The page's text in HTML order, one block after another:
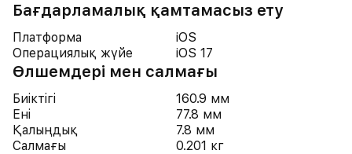
Бағдарламалық қамтамасыз ету
Платформа
iOS
Операциялық жүйе
iOS 17
Өлшемдері мен салмағы
Биіктігі
160.9 мм
Ені
77.8 мм
Қалыңдық
7.8 мм
Салмағы
0.201 кг